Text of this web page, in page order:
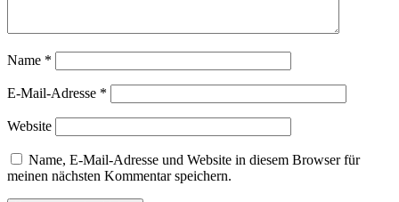
Name *
E-Mail-Adresse *
Website
Name, E-Mail-Adresse und Website in diesem Browser für
meinen nächsten Kommentar speichern.